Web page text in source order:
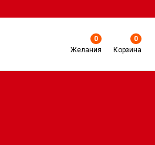
0
Желания
0
Корзина